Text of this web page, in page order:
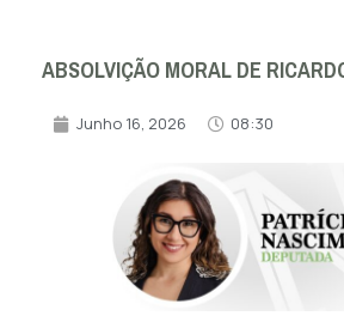
ABSOLVIÇÃO MORAL DE
Junho 16, 2026 08:30